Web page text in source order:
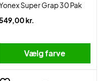
Super Grap 30 Pak
kr.
Vælg farve